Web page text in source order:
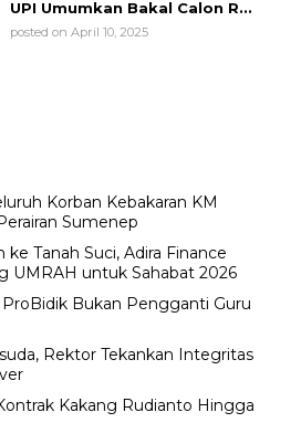
UPI Umumkan Bakal Calon R...
posted on April 10, 2025
Korban Kebakaran KM
Sumenep
Tanah Suci, Adira Finance
UMRAH untuk Sahabat 2026
Bukan Pengganti Guru
Rektor Tekankan Integritas
Kakang Rudianto Hingga